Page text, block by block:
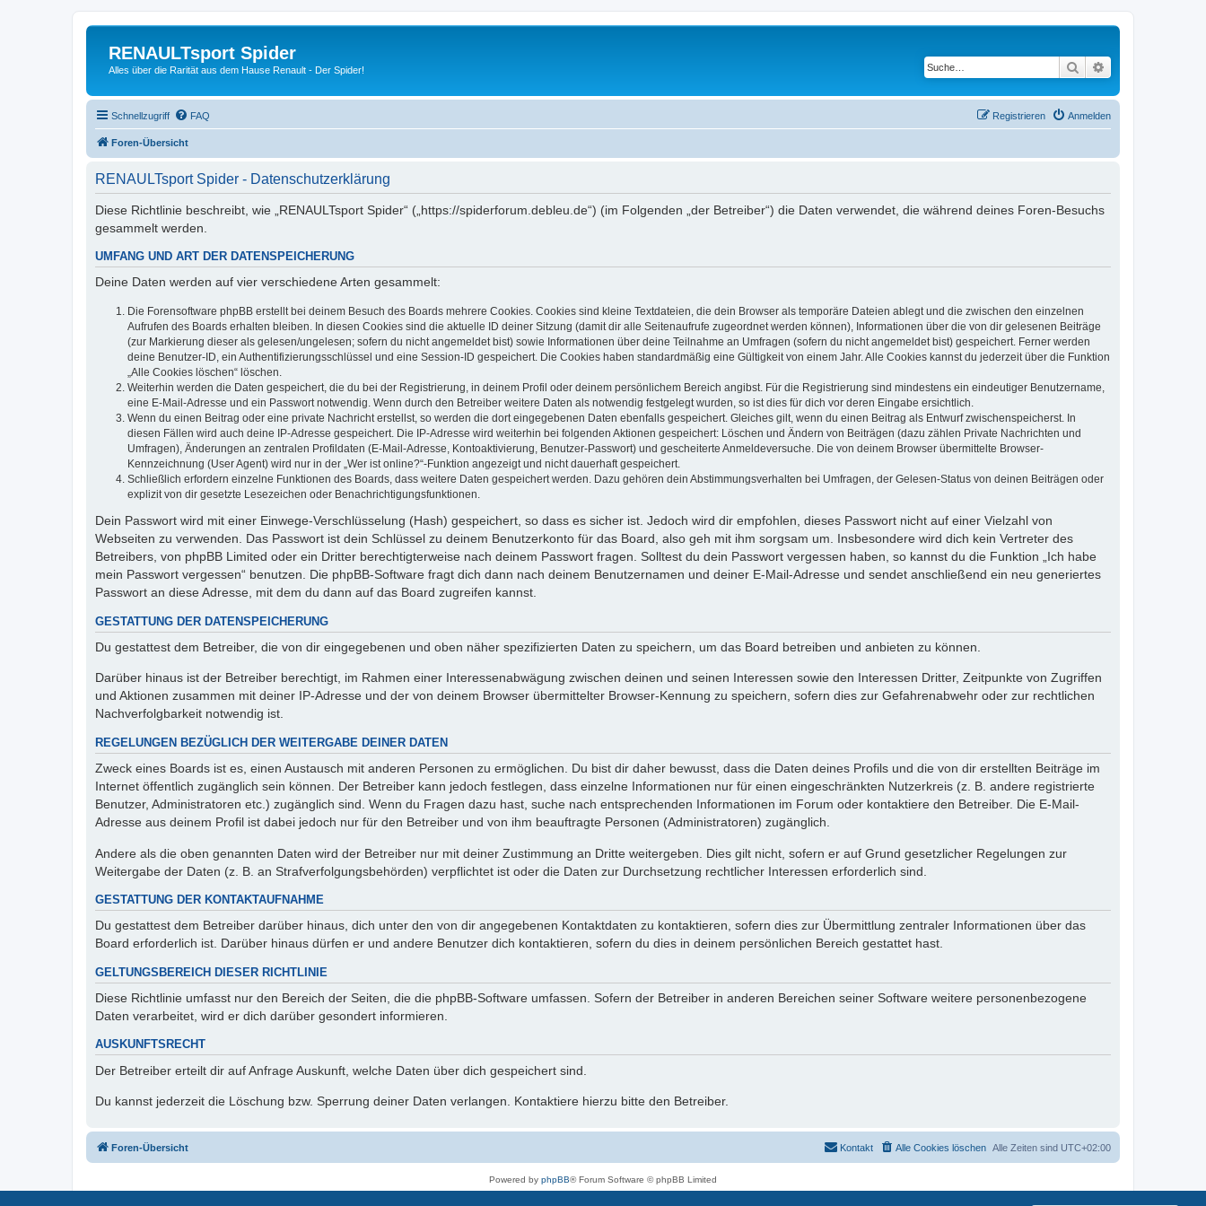
RENAULTsport Spider
Alles über die Rarität aus dem Hause Renault - Der Spider! Suche
Schnellzugriff FAQ Anmelden
Registrieren
Foren-Übersicht
RENAULTsport Spider - Datenschutzerklärung
Diese Richtlinie beschreibt, wie „RENAULTsport Spider“ („https://spiderforum.debleu.de“) (im Folgenden „der Betreiber“) die Daten verwendet, die während deines Foren-Besuchs
gesammelt werden.
UMFANG UND ART DER DATENSPEICHERUNG
Deine Daten werden auf vier verschiedene Arten gesammelt:
Die Forensoftware phpBB erstellt bei deinem Besuch des Boards mehrere Cookies. Cookies sind kleine Textdateien, die dein Browser als temporäre Dateien ablegt und die zwischen den einzelnen
Aufrufen des Boards erhalten bleiben. In diesen Cookies sind die aktuelle ID deiner Sitzung (damit dir alle Seitenaufrufe zugeordnet werden können), Informationen über die von dir gelesenen Beiträge
(zur Markierung dieser als gelesen/ungelesen; sofern du nicht angemeldet bist) sowie Informationen über deine Teilnahme an Umfragen (sofern du nicht angemeldet bist) gespeichert. Ferner werden
deine Benutzer-ID, ein Authentifizierungsschlüssel und eine Session-ID gespeichert. Die Cookies haben standardmäßig eine Gültigkeit von einem Jahr. Alle Cookies kannst du jederzeit über die Funktion
„Alle Cookies löschen“ löschen.
Weiterhin werden die Daten gespeichert, die du bei der Registrierung, in deinem Profil oder deinem persönlichem Bereich angibst. Für die Registrierung sind mindestens ein eindeutiger Benutzername,
eine E-Mail-Adresse und ein Passwort notwendig. Wenn durch den Betreiber weitere Daten als notwendig festgelegt wurden, so ist dies für dich vor deren Eingabe ersichtlich.
Wenn du einen Beitrag oder eine private Nachricht erstellst, so werden die dort eingegebenen Daten ebenfalls gespeichert. Gleiches gilt, wenn du einen Beitrag als Entwurf zwischenspeicherst. In
diesen Fällen wird auch deine IP-Adresse gespeichert. Die IP-Adresse wird weiterhin bei folgenden Aktionen gespeichert: Löschen und Ändern von Beiträgen (dazu zählen Private Nachrichten und
Umfragen), Änderungen an zentralen Profildaten (E-Mail-Adresse, Kontoaktivierung, Benutzer-Passwort) und gescheiterte Anmeldeversuche. Die von deinem Browser übermittelte Browser-
Kennzeichnung (User Agent) wird nur in der „Wer ist online?“-Funktion angezeigt und nicht dauerhaft gespeichert.
Schließlich erfordern einzelne Funktionen des Boards, dass weitere Daten gespeichert werden. Dazu gehören dein Abstimmungsverhalten bei Umfragen, der Gelesen-Status von deinen Beiträgen oder
explizit von dir gesetzte Lesezeichen oder Benachrichtigungsfunktionen.
Dein Passwort wird mit einer Einwege-Verschlüsselung (Hash) gespeichert, so dass es sicher ist. Jedoch wird dir empfohlen, dieses Passwort nicht auf einer Vielzahl von
Webseiten zu verwenden. Das Passwort ist dein Schlüssel zu deinem Benutzerkonto für das Board, also geh mit ihm sorgsam um. Insbesondere wird dich kein Vertreter des
Betreibers, von phpBB Limited oder ein Dritter berechtigterweise nach deinem Passwort fragen. Solltest du dein Passwort vergessen haben, so kannst du die Funktion „Ich habe
mein Passwort vergessen“ benutzen. Die phpBB-Software fragt dich dann nach deinem Benutzernamen und deiner E-Mail-Adresse und sendet anschließend ein neu generiertes
Passwort an diese Adresse, mit dem du dann auf das Board zugreifen kannst.
GESTATTUNG DER DATENSPEICHERUNG
Du gestattest dem Betreiber, die von dir eingegebenen und oben näher spezifizierten Daten zu speichern, um das Board betreiben und anbieten zu können.
Darüber hinaus ist der Betreiber berechtigt, im Rahmen einer Interessenabwägung zwischen deinen und seinen Interessen sowie den Interessen Dritter, Zeitpunkte von Zugriffen
und Aktionen zusammen mit deiner IP-Adresse und der von deinem Browser übermittelter Browser-Kennung zu speichern, sofern dies zur Gefahrenabwehr oder zur rechtlichen
Nachverfolgbarkeit notwendig ist.
REGELUNGEN BEZÜGLICH DER WEITERGABE DEINER DATEN
Zweck eines Boards ist es, einen Austausch mit anderen Personen zu ermöglichen. Du bist dir daher bewusst, dass die Daten deines Profils und die von dir erstellten Beiträge im
Internet öffentlich zugänglich sein können. Der Betreiber kann jedoch festlegen, dass einzelne Informationen nur für einen eingeschränkten Nutzerkreis (z. B. andere registrierte
Benutzer, Administratoren etc.) zugänglich sind. Wenn du Fragen dazu hast, suche nach entsprechenden Informationen im Forum oder kontaktiere den Betreiber. Die E-Mail-
Adresse aus deinem Profil ist dabei jedoch nur für den Betreiber und von ihm beauftragte Personen (Administratoren) zugänglich.
Andere als die oben genannten Daten wird der Betreiber nur mit deiner Zustimmung an Dritte weitergeben. Dies gilt nicht, sofern er auf Grund gesetzlicher Regelungen zur
Weitergabe der Daten (z. B. an Strafverfolgungsbehörden) verpflichtet ist oder die Daten zur Durchsetzung rechtlicher Interessen erforderlich sind.
GESTATTUNG DER KONTAKTAUFNAHME
Du gestattest dem Betreiber darüber hinaus, dich unter den von dir angegebenen Kontaktdaten zu kontaktieren, sofern dies zur Übermittlung zentraler Informationen über das
Board erforderlich ist. Darüber hinaus dürfen er und andere Benutzer dich kontaktieren, sofern du dies in deinem persönlichen Bereich gestattet hast.
GELTUNGSBEREICH DIESER RICHTLINIE
Diese Richtlinie umfasst nur den Bereich der Seiten, die die phpBB-Software umfassen. Sofern der Betreiber in anderen Bereichen seiner Software weitere personenbezogene
Daten verarbeitet, wird er dich darüber gesondert informieren.
AUSKUNFTSRECHT
Der Betreiber erteilt dir auf Anfrage Auskunft, welche Daten über dich gespeichert sind.
Du kannst jederzeit die Löschung bzw. Sperrung deiner Daten verlangen. Kontaktiere hierzu bitte den Betreiber.
Foren-Übersicht Alle Zeiten sind UTC+02:00
Alle Cookies löschen
Kontakt
Powered by phpBB® Forum Software © phpBB Limited